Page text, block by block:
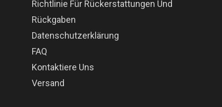
Richtlinie Für Rückerstattungen Und
Rückgaben
Datenschutzerklärung
FAQ
Kontaktiere Uns
Versand